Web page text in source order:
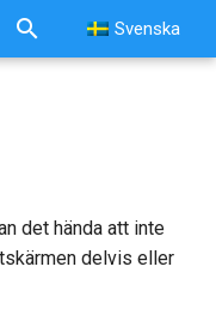
Svenska
det hända att inte
delvis eller